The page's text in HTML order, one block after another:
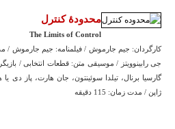
محدودۀ کنترل
The Limits of Control
کارگردان: جیم جارموش / فیلمنامه: جیم جارموش /
جی رابینوویتز / موسیقی متن: قطعات انتخابی /
ژاپن / مدت زمان: 115 دقیقه